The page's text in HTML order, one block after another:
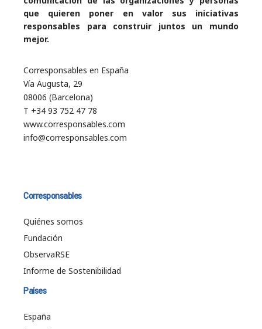
que quieren poner en valor sus iniciativas
responsables para construir juntos un mundo
mejor.
Corresponsables en España
Vía Augusta, 29
08006 (Barcelona)
T +34 93 752 47 78
www.corresponsables.com
info@corresponsables.com
Corresponsables
Quiénes somos
Fundación
ObservaRSE
Informe de Sostenibilidad
Países
España